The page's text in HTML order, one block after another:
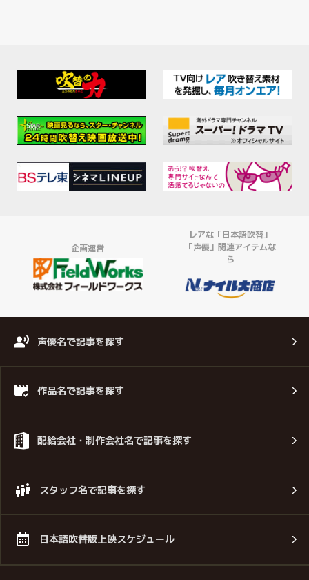
企画運営
レアな「日本語吹替」
「声優」関連アイテムな
ら
声優名で記事を探す
作品名で記事を探す
配給会社・制作会社名で記事を探す
スタッフ名で記事を探す
日本語吹替版上映スケジュール